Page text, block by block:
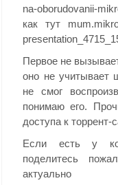
na-oborudovanii-
как тут
Первое не
оно не учитывает
не смог
понимаю его.
доступа к
Если есть у
поделитесь
актуально